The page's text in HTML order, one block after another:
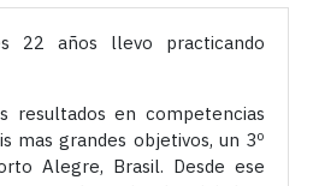
22 años llevo practicando
resultados en competencias
mas grandes objetivos, un 3º
Alegre, Brasil. Desde ese